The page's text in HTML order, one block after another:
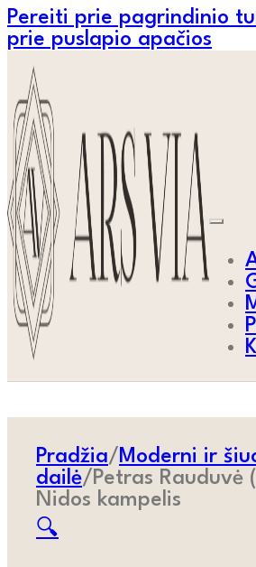
Pereiti prie pagrindinio
prie puslapio apačios
Pradžia/ Moderni ir
dailė/ Petras Rauduvė
Nidos kampelis
🔍